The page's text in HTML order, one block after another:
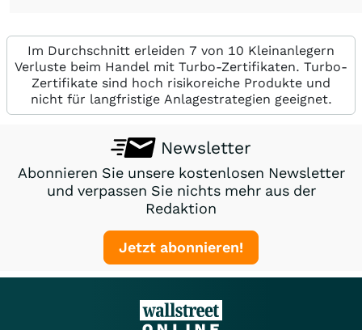
Im Durchschnitt erleiden 7 von 10 Kleinanlegern
Verluste beim Handel mit Turbo-Zertifikaten. Turbo-
Zertifikate sind hoch risikoreiche Produkte und
nicht für langfristige Anlagestrategien geeignet.
Newsletter
Abonnieren Sie unsere kostenlosen Newsletter
und verpassen Sie nichts mehr aus der
Redaktion
Jetzt abonnieren!